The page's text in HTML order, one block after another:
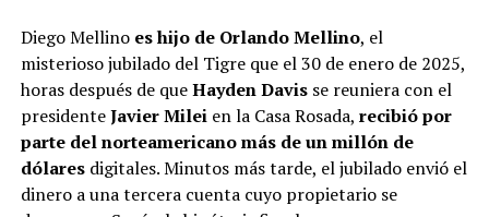
Diego Mellino es hijo de Orlando Mellino, el
misterioso jubilado del Tigre que el 30 de enero de 2025,
horas después de queHayden Davis se reuniera con el
presidenteJavier Mileien la Casa Rosada, recibió por
parte del norteamericano más de un millón de
dólares digitales. Minutos más tarde, el jubilado envió el
dinero a una tercera cuenta cuyo propietario se